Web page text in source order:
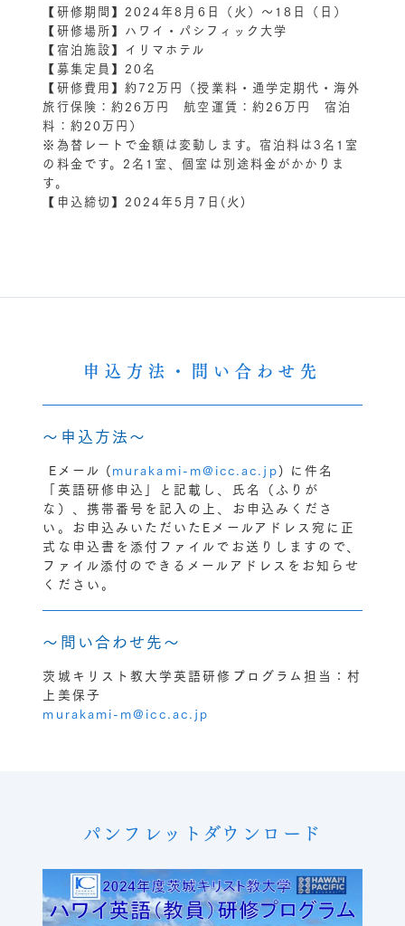
【研修期間】2024年8月6日（火）～18日（日）
【研修場所】ハワイ・パシフィック大学
【宿泊施設】イリマホテル
【募集定員】20名
【研修費用】約72万円（授業料・通学定期代・海外
旅行保険：約26万円 航空運賃：約26万円 宿泊
料：約20万円）
※為替レートで金額は変動します。宿泊料は3名1室
の料金です。2名1室、個室は別途料金がかかりま
す。
【申込締切】2024年5月7日(火)
申込方法・問い合わせ先
～申込方法～
Eメール (murakami-m@icc.ac.jp) に件名
「英語研修申込」と記載し、氏名（ふりが
な）、携帯番号を記入の上、お申込みくださ
い。お申込みいただいたEメールアドレス宛に正
式な申込書を添付ファイルでお送りしますので、
ファイル添付のできるメールアドレスをお知らせ
ください。
～問い合わせ先～
茨城キリスト教大学英語研修プログラム担当：村
上美保子
murakami-m@icc.ac.jp
パンフレットダウンロード